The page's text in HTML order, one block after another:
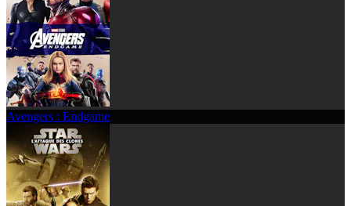
Avengers : Endgame